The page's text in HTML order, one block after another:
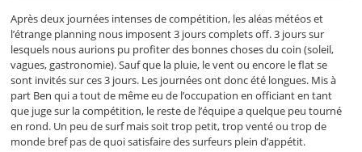
Après deux journées intenses de compétition, les aléas météos et
l’étrange planning nous imposent 3 jours complets off. 3 jours sur
lesquels nous aurions pu profiter des bonnes choses du coin (soleil,
vagues, gastronomie). Sauf que la pluie, le vent ou encore le flat se
sont invités sur ces 3 jours. Les journées ont donc été longues. Mis à
part Ben qui a tout de même eu de l’occupation en officiant en tant
que juge sur la compétition, le reste de l’équipe a quelque peu tourné
en rond. Un peu de surf mais soit trop petit, trop venté ou trop de
monde bref pas de quoi satisfaire des surfeurs plein d’appétit.